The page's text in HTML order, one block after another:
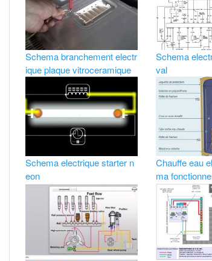
Schema branchement electr
ique plaque vitroceramique
Schema
val
Schema electrique starter n
eon
Chauffe eau
ma